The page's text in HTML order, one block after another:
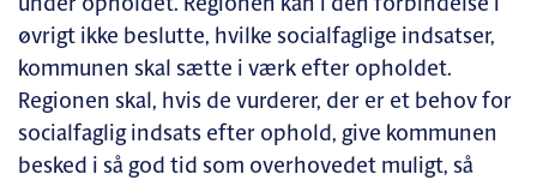
under opholdet. Regionen kan i den forbindelse i
øvrigt ikke beslutte, hvilke socialfaglige indsatser,
kommunen skal sætte i værk efter opholdet.
Regionen skal, hvis de vurderer, der er et behov for
socialfaglig indsats efter ophold, give kommunen
besked i så god tid som overhovedet muligt, så